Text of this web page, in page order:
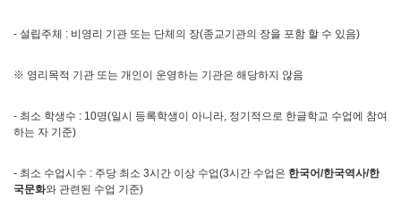
- 설립주체 : 비영리 기관 또는 단체의 장(종교기관의 장을 포함 할 수 있음)
※ 영리목적 기관 또는 개인이 운영하는 기관은 해당하지 않음
- 최소 학생수 : 10명(일시 등록학생이 아니라, 정기적으로 한글학교 수업에 참여
하는 자 기준)
- 최소 수업시수 : 주당 최소 3시간 이상 수업(3시간 수업은 한국어/한국역사/한
국문화와 관련된 수업 기준)